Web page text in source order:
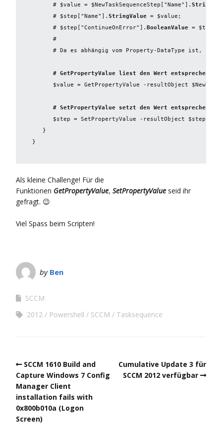
      # $value = $NewTaskSequenceStep["Name"].
      # $step["Name"].
StringValue = $value;
      # $step["ContinueOnError"].
BooleanValue = $true;
      #
# Da es abhängig vom Property-DataType ist,
# GetPropertyValue liest den Wert entsprechend
$value = GetPropertyValue -resultObject
# SetPropertyValue setzt den Wert entsprechend
$step = SetPropertyValue -resultObject $step -
}
Als kleine Challenge! Für die
Funktionen GetPropertyValue, SetPropertyValue seid ihr
gefragt. 😉
Viel Spass beim Scripten!
by Ben
SCCM
2012
Powershell SCCM Tasksequence
SCCM 1610 Build and
Capture Windows 7 Config
Manager Client
installation fails with
0x800b010a (Logon
Screen)
Cumulative Update 3 für
SCCM 2012 verfügbar